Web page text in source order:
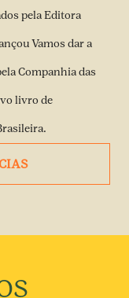
pela Editora
Vamos dar a
Companhia das
livro de